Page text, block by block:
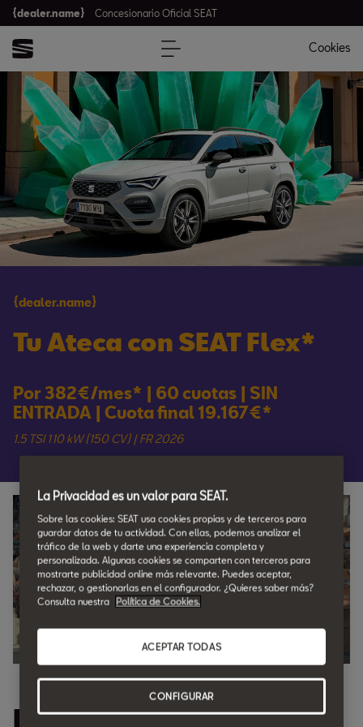
{dealer.name} Concesionario Oficial SEAT
Cookies
{dealer.name}
Tu Ateca con SEAT Flex*
Por 382€/mes* | 60 cuotas | SIN
ENTRADA | Cuota final 19.167€*
1.5 TSI 110 kW (150 CV) | FR 2026
Estrena tu SEAT con 10
La Privacidad es un valor para SEAT.
Sobre las cookies: SEAT usa cookies propias y de terceros para
guardar datos de tu actividad. Con ellas, podemos analizar el
tráfico de la web y darte una experiencia completa y
personalizada. Algunas cookies se comparten con terceros para
mostrarte publicidad online más relevante. Puedes aceptar,
rechazar, o gestionarlas en el configurador. ¿Quieres saber más?
Consulta nuestra
Política de Cookies.
ACEPTAR TODAS
CONFIGURAR